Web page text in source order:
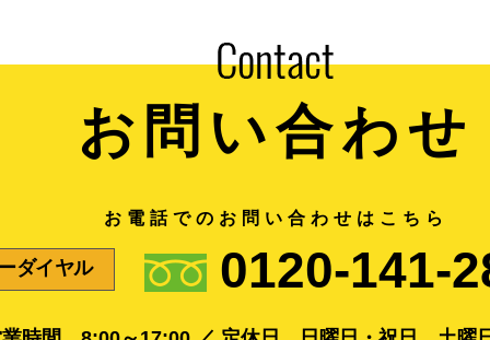
お問い合わせ
ダイヤル 0120-141-
お電話でのお問い合わせはこちら